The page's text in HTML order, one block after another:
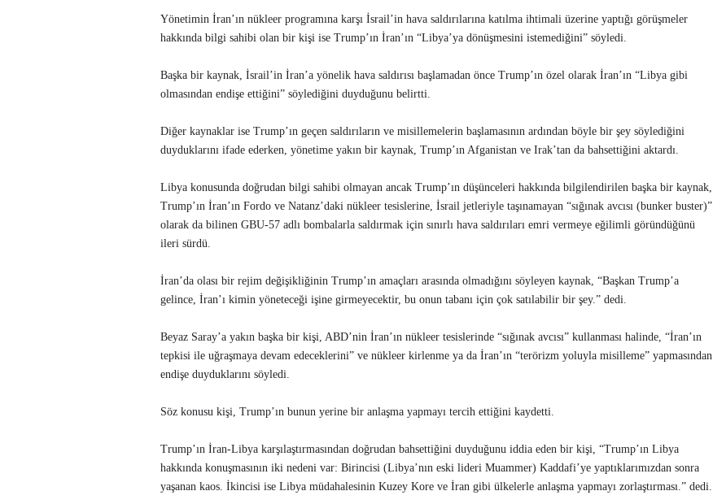
Yönetimin İran’ın nükleer programına karşı İsrail’in hava saldırılarına katılma ihtimali üzerine yaptığı görüşmeler
hakkında bilgi sahibi olan bir kişi ise Trump’ın İran’ın “Libya’ya dönüşmesini istemediğini” söyledi.
Başka bir kaynak, İsrail’in İran’a yönelik hava saldırısı başlamadan önce Trump’ın özel olarak İran’ın “Libya gibi
olmasından endişe ettiğini” söylediğini duyduğunu belirtti.
Diğer kaynaklar ise Trump’ın geçen saldırıların ve misillemelerin başlamasının ardından böyle bir şey söylediğini
duyduklarını ifade ederken, yönetime yakın bir kaynak, Trump’ın Afganistan ve Irak’tan da bahsettiğini aktardı.
Libya konusunda doğrudan bilgi sahibi olmayan ancak Trump’ın düşünceleri hakkında bilgilendirilen başka bir kaynak,
Trump’ın İran’ın Fordo ve Natanz’daki nükleer tesislerine, İsrail jetleriyle taşınamayan “sığınak avcısı (bunker buster)”
olarak da bilinen GBU-57 adlı bombalarla saldırmak için sınırlı hava saldırıları emri vermeye eğilimli göründüğünü
ileri sürdü.
İran’da olası bir rejim değişikliğinin Trump’ın amaçları arasında olmadığını söyleyen kaynak, “Başkan Trump’a
gelince, İran’ı kimin yöneteceği işine girmeyecektir, bu onun tabanı için çok satılabilir bir şey.” dedi.
Beyaz Saray’a yakın başka bir kişi, ABD’nin İran’ın nükleer tesislerinde “sığınak avcısı” kullanması halinde, “İran’ın
tepkisi ile uğraşmaya devam edeceklerini” ve nükleer kirlenme ya da İran’ın “terörizm yoluyla misilleme” yapmasından
endişe duyduklarını söyledi.
Söz konusu kişi, Trump’ın bunun yerine bir anlaşma yapmayı tercih ettiğini kaydetti.
Trump’ın İran-Libya karşılaştırmasından doğrudan bahsettiğini duyduğunu iddia eden bir kişi, “Trump’ın Libya
hakkında konuşmasının iki nedeni var: Birincisi (Libya’nın eski lideri Muammer) Kaddafi’ye yaptıklarımızdan sonra
yaşanan kaos. İkincisi ise Libya müdahalesinin Kuzey Kore ve İran gibi ülkelerle anlaşma yapmayı zorlaştırması.” dedi.